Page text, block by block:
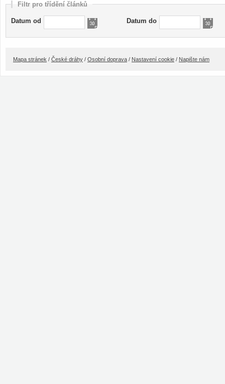
Filtr pro třídění článků
Datum od Datum do
Mapa stránek / České dráhy / Osobní doprava / Nastavení cookie / Napište nám